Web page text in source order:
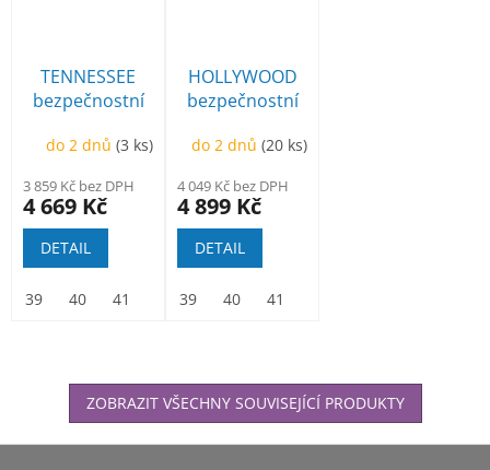
TENNESSEE
bezpečnostní
do 2 dnů(3 ks)
3 859 Kč bez DPH
4 669 Kč
DETAIL
39 40 41
HOLLYWOOD
bezpečnostní
do 2 dnů(20 ks)
4 049 Kč bez DPH
4 899 Kč
DETAIL
39 40 41
ZOBRAZIT VŠECHNY SOUVISEJÍCÍ PRODUKTY
Z